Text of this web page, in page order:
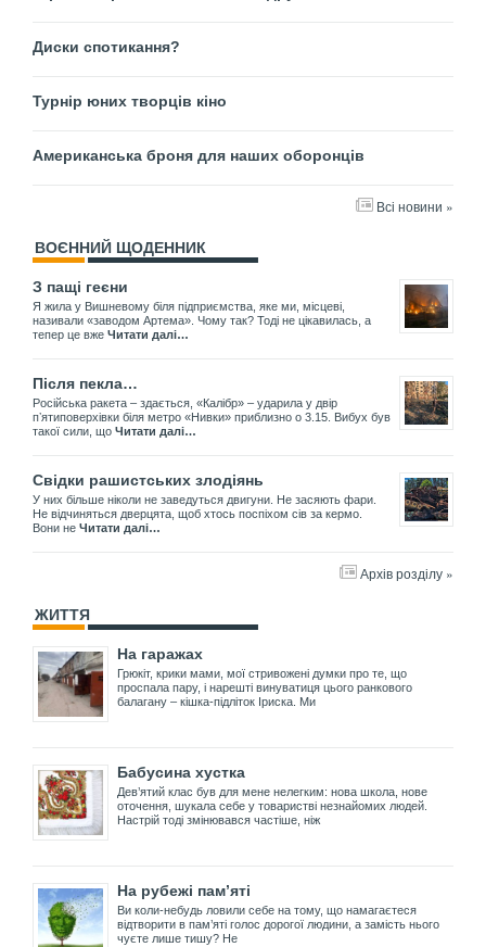
Диски спотикання?
Турнір юних творців кіно
Американська броня для наших оборонців
Всі новини »
ВОЄННИЙ ЩОДЕННИК
З пащі геєни
Я жила у Вишневому біля підприємства, яке ми, місцеві,
називали «заводом Артема». Чому так? Тоді не цікавилась, а
тепер це вже Читати далі…
Після пекла…
Російська ракета – здається, «Калібр» – ударила у двір
пʼятиповерхівки біля метро «Нивки» приблизно о 3.15. Вибух був
такої сили, що Читати далі…
Свідки рашистських злодіянь
У них більше ніколи не заведуться двигуни. Не засяють фари.
Не відчиняться дверцята, щоб хтось поспіхом сів за кермо.
Вони не Читати далі…
Архів розділу »
ЖИТТЯ
На гаражах
Грюкіт, крики мами, мої стривожені думки про те, що
проспала пару, і нарешті винуватиця цього ранкового
балагану – кішка-підліток Іриска. Ми
Бабусина хустка
Дев’ятий клас був для мене нелегким: нова школа, нове
оточення, шукала себе у товаристві незнайомих людей.
Настрій тоді змінювався частіше, ніж
На рубежі пам’яті
Ви коли-небудь ловили себе на тому, що намагаєтеся
відтворити в пам’яті голос дорогої людини, а замість нього
чуєте лише тишу? Не